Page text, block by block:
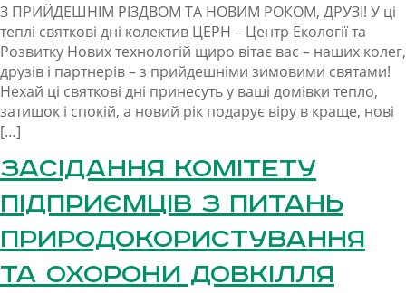
З ПРИЙДЕШНІМ РІЗДВОМ ТА НОВИМ РОКОМ, ДРУЗІ! У ці
теплі святкові дні колектив ЦЕРН – Центр Екології та
Розвитку Нових технологій щиро вітає вас – наших колег,
друзів і партнерів – з прийдешніми зимовими святами!
Нехай ці святкові дні принесуть у ваші домівки тепло,
затишок і спокій, а новий рік подарує віру в краще, нові
[…]
Засідання Комітету
підприємців з питань
природокористування
та охорони довкілля